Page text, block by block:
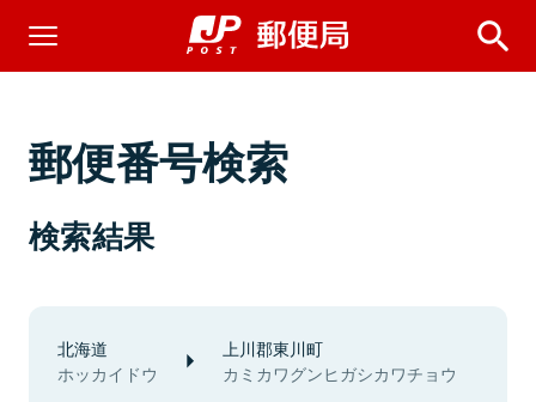
郵便番号検索
検索結果
北海道
ホッカイドウ
上川郡東川町
カミカワグンヒガシカワチョウ